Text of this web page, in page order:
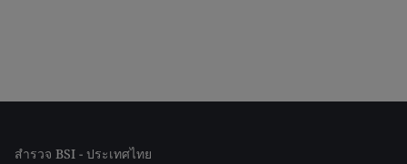
สำรวจ BSI - ประเทศไทย